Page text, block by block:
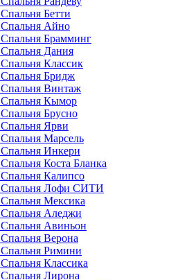
Спальня Бетти
Спальня Айно
Спальня Брамминг
Спальня Дания
Спальня Классик
Спальня Бридж
Спальня Винтаж
Спальня Кымор
Спальня Брусно
Спальня Ярви
Спальня Марсель
Спальня Инкери
Спальня Коста Бланка
Спальня Калипсо
Спальня Лофи СИТИ
Спальня Мексика
Спальня Аледжи
Спальня Авиньон
Спальня Верона
Спальня Римини
Спальня Классика
Спальня Лирона